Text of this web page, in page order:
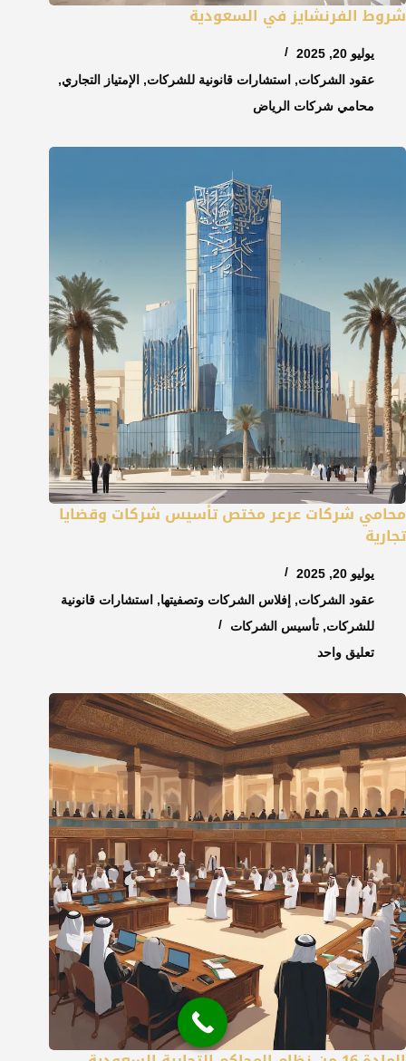
شروط الفرنشايز في السعودية
يوليو 20, 2025
عقود الشركات, استشارات قانونية للشركات, الإمتياز التجاري,
محامي شركات الرياض
محامي شركات عرعر مختص تأسيس شركات وقضايا
تجارية
يوليو 20, 2025
عقود الشركات, إفلاس الشركات وتصفيتها, استشارات قانونية
للشركات, تأسيس الشركات
تعليق واحد